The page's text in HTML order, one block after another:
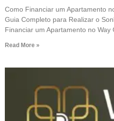
Como Financiar um Apartamento
Guia Completo para Realizar o
Financiar um Apartamento no Way
Read More »